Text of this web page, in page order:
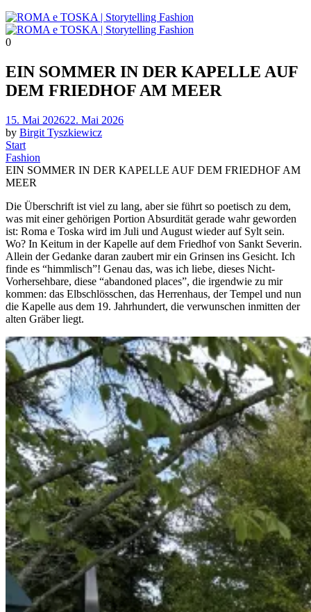
0
EIN SOMMER IN DER KAPELLE AUF
DEM FRIEDHOF AM MEER
Posted
on
15. Mai 202622. Mai 2026
by Birgit Tyszkiewicz
Start
Fashion
EIN SOMMER IN DER KAPELLE AUF DEM FRIEDHOF AM
MEER
Die Überschrift ist viel zu lang, aber sie führt so poetisch zu dem,
was mit einer gehörigen Portion Absurdität gerade wahr geworden
ist: Roma e Toska wird im Juli und August wieder auf Sylt sein.
Wo? In Keitum in der Kapelle auf dem Friedhof von Sankt Severin.
Allein der Gedanke daran zaubert mir ein Grinsen ins Gesicht. Ich
finde es “himmlisch”! Genau das, was ich liebe, dieses Nicht-
Vorhersehbare, diese “abandoned places”, die irgendwie zu mir
kommen: das Elbschlösschen, das Herrenhaus, der Tempel und nun
die Kapelle aus dem 19. Jahrhundert, die verwunschen inmitten der
alten Gräber liegt.